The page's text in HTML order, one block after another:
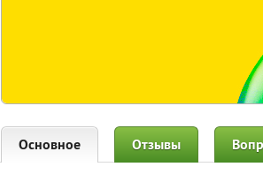
Основное Отзывы